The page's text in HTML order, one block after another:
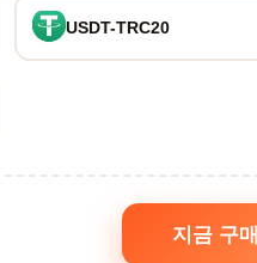
USDT-TRC20
지금 구매